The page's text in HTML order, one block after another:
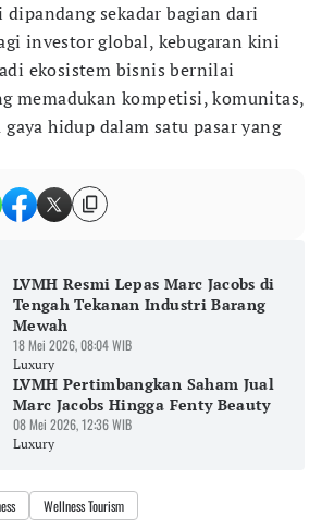
sekadar bagian dari
investor global, kebugaran kini
ekosistem bisnis bernilai
memadukan kompetisi, komunitas,
hidup dalam satu pasar yang
LVMH Resmi Lepas Marc Jacobs di
Tengah Tekanan Industri Barang
Mewah
18 Mei 2026, 08:04 WIB
Luxury
LVMH Pertimbangkan Saham Jual
Marc Jacobs Hingga Fenty Beauty
08 Mei 2026, 12:36 WIB
Luxury
Wellness Tourism